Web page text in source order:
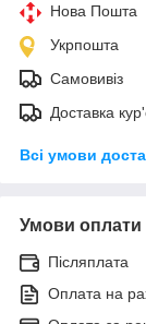
Нова Пошта
Укрпошта
Самовивіз
Доставка
Всі умови
Умови оплати
Післяплата
Оплата на